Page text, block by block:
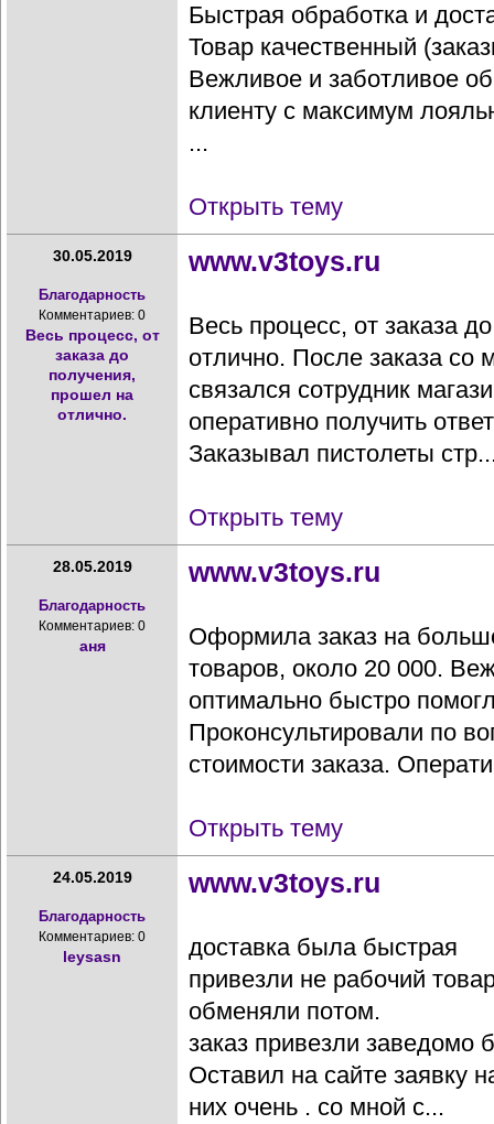
Быстрая обработка и
Товар качественный
Вежливое и заботливое
клиенту с максимум
...
Открыть тему
30.05.2019
Благодарность
Комментариев: 0
Весь процесс, от
заказа до
получения,
прошел на
отлично.
www.v3toys.ru
Весь процесс, от заказа
отлично. После заказа со
связался сотрудник
оперативно получить
Заказывал пистолеты
Открыть тему
28.05.2019
Благодарность
Комментариев: 0
аня
www.v3toys.ru
Оформила заказ на
товаров, около 20 000.
оптимально быстро
Проконсультировали по
стоимости заказа.
Открыть тему
24.05.2019
Благодарность
Комментариев: 0
leysasn
www.v3toys.ru
доставка была быстрая
привезли не рабочий
обменяли потом.
заказ привезли заведомо
Оставил на сайте заявку
них очень . со мной с...